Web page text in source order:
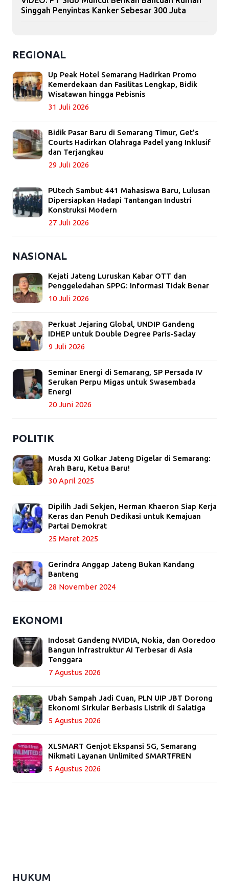
Singgah Penyintas Kanker Sebesar 300 Juta
REGIONAL
Up Peak Hotel Semarang Hadirkan Promo
Kemerdekaan dan Fasilitas Lengkap, Bidik
Wisatawan hingga Pebisnis
31 Juli 2026
Bidik Pasar Baru di Semarang Timur, Get’s
Courts Hadirkan Olahraga Padel yang Inklusif
dan Terjangkau
29 Juli 2026
PUtech Sambut 441 Mahasiswa Baru, Lulusan
Dipersiapkan Hadapi Tantangan Industri
Konstruksi Modern
27 Juli 2026
NASIONAL
Kejati Jateng Luruskan Kabar OTT dan
Penggeledahan SPPG: Informasi Tidak Benar
10 Juli 2026
Perkuat Jejaring Global, UNDIP Gandeng
IDHEP untuk Double Degree Paris-Saclay
9 Juli 2026
Seminar Energi di Semarang, SP Persada IV
Serukan Perpu Migas untuk Swasembada
Energi
20 Juni 2026
POLITIK
Musda XI Golkar Jateng Digelar di Semarang:
Arah Baru, Ketua Baru!
30 April 2025
Dipilih Jadi Sekjen, Herman Khaeron Siap Kerja
Keras dan Penuh Dedikasi untuk Kemajuan
Partai Demokrat
25 Maret 2025
Gerindra Anggap Jateng Bukan Kandang
Banteng
28 November 2024
EKONOMI
Indosat Gandeng NVIDIA, Nokia, dan Ooredoo
Bangun Infrastruktur AI Terbesar di Asia
Tenggara
7 Agustus 2026
Ubah Sampah Jadi Cuan, PLN UIP JBT Dorong
Ekonomi Sirkular Berbasis Listrik di Salatiga
5 Agustus 2026
XLSMART Genjot Ekspansi 5G, Semarang
Nikmati Layanan Unlimited SMARTFREN
5 Agustus 2026
HUKUM